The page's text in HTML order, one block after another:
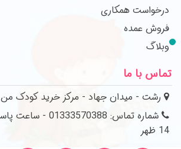
درخواست همکاری
فروش عمده
وبلاگ
تماس با ما
رشت - میدان جهاد - مرکز خرید کودک من
14 ظهر